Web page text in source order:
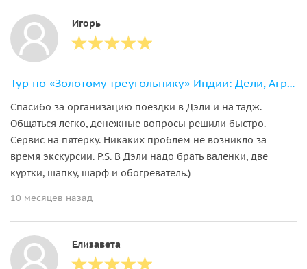
Игорь
Тур по «Золотому треугольнику» Индии: Дели, Агра, Джайпур
Спасибо за организацию поездки в Дэли и на тадж.
Общаться легко, денежные вопросы решили быстро.
Сервис на пятерку. Никаких проблем не возникло за
время экскурсии. P.S. В Дэли надо брать валенки, две
куртки, шапку, шарф и обогреватель.)
10 месяцев назад
Елизавета